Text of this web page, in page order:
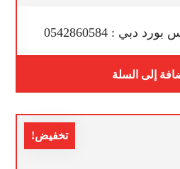
: 0542860584
إلى السلة
تخفيض!